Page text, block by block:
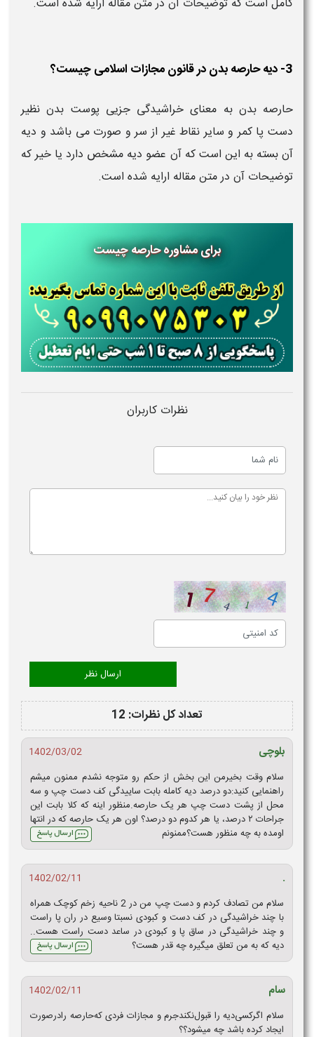
کامل است که توضیحات آن در متن مقاله ارایه شده است.
3- دیه حارصه بدن در قانون مجازات اسلامی چیست؟
حارصه بدن به معنای خراشیدگی جزیی پوست بدن نظیر
دست پا کمر و سایر نقاط غیر از سر و صورت می باشد و دیه
آن بسته به این است که آن عضو دیه مشخص دارد یا خیر که
توضیحات آن در متن مقاله ارایه شده است.
برای مشاوره حارصه چیست
نظرات کاربران
تعداد کل نظرات: 12
بلوچی
1402/03/02
سلام وقت بخیرمن این بخش از حکم رو متوجه نشدم ممنون میشم
راهنمایی کنید:دو درصد دیه کامله بابت ساییدگی کف دست چپ و سه
محل از پشت دست چپ هر یک حارصه.منظور اینه که کلا بابت این
جراحات ۲ درصد، یا هر کدوم دو درصد؟ اون هر یک حارصه که در انتها
اومده به چه منظور هست؟ممنونم
.
1402/02/11
سلام من تصادف کردم و دست چپ من در 2 ناحیه زخم کوچک همراه
با چند خراشیدگی در کف دست و کبودی نسبتا وسیع در ران پا راست
و چند خراشیدگی در ساق پا و کبودی در ساعد دست راست هست..
دیه که به من تعلق میگیره چه قدر هست؟
سام
1402/02/11
سلام اگر‌کسی‌دیه را قبول‌نکند‌جرم و مجازات فردی که‌حارصه را‌در‌صورت
ایجاد کرده باشد چه میشود؟؟